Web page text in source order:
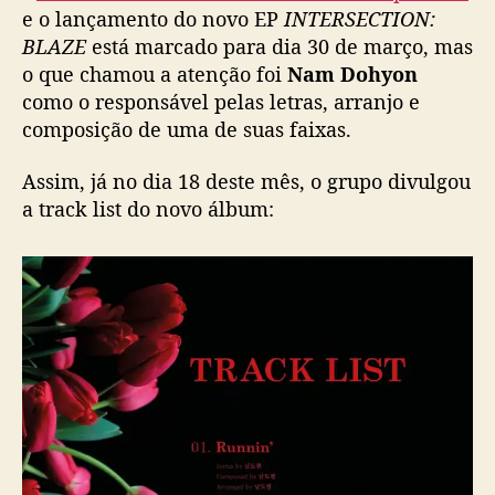
s
i
o
r
e
r
u
d
e
e o lançamento do novo EPINTERSECTION:
BLAZEestá marcado para dia 30 de março, mas
o que chamou a atenção foi Nam Dohyon
como o responsável pelas letras, arranjo e
composição de uma de suas faixas.
Assim, já no dia 18 deste mês, o grupo divulgou
a track list do novo álbum: